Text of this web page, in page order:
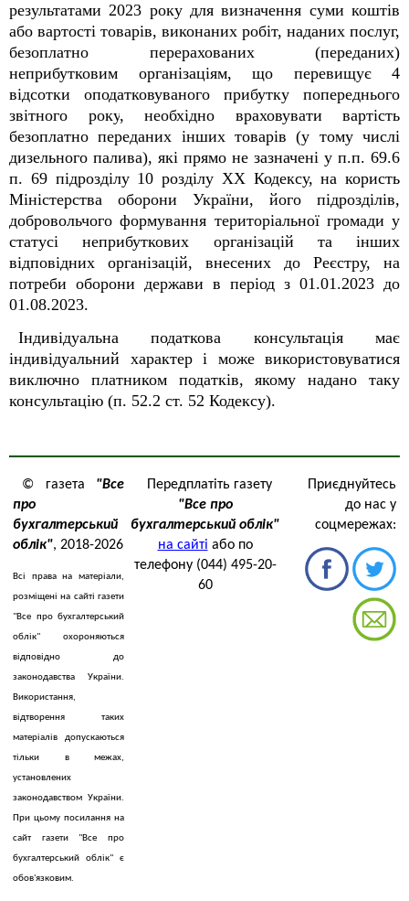
результатами 2023 року для визначення суми коштів
або вартості товарів, виконаних робіт, наданих послуг,
безоплатно перерахованих (переданих)
неприбутковим організаціям, що перевищує 4
відсотки оподатковуваного прибутку попереднього
звітного року, необхідно враховувати вартість
безоплатно переданих інших товарів (у тому числі
дизельного палива), які прямо не зазначені у п.п. 69.6
п. 69 підрозділу 10 розділу ХХ Кодексу, на користь
Міністерства оборони України, його підрозділів,
добровольчого формування територіальної громади у
статусі неприбуткових організацій та інших
відповідних організацій, внесених до Реєстру, на
потреби оборони держави в період з 01.01.2023 до
01.08.2023.
Індивідуальна податкова консультація має
індивідуальний характер і може використовуватися
виключно платником податків, якому надано таку
консультацію (п. 52.2 ст. 52 Кодексу).
© газета "Все
про
бухгалтерський
облік", 2018-2026
Всі права на матеріали,
розміщені на сайті газети
"Все про бухгалтерський
облік" охороняються
відповідно до
законодавства України.
Використання,
відтворення таких
матеріалів допускаються
тільки в межах,
установлених
законодавством України.
При цьому посилання на
сайт газети "Все про
бухгалтерський облік" є
обов'язковим.
Передплатіть газету
"Все про
бухгалтерський облік"
на сайті або по
телефону (044) 495-20-
60
Приєднуйтесь
до нас у
соцмережах: